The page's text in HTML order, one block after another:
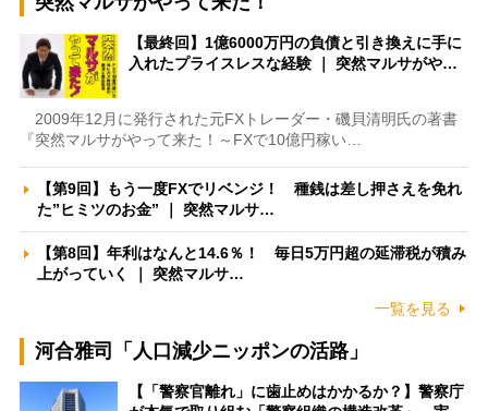
【最終回】1億6000万円の負債と引き換えに手に
入れたプライスレスな経験 ｜ 突然マルサがや…
2009年12月に発行された元FXトレーダー・磯貝清明氏の著書
『突然マルサがやって来た！～FXで10億円稼い…
【第9回】もう一度FXでリベンジ！ 種銭は差し押さえを免れ
た”ヒミツのお金” ｜ 突然マルサ…
【第8回】年利はなんと14.6％！ 毎日5万円超の延滞税が積み
上がっていく ｜ 突然マルサ…
一覧を見る
河合雅司「人口減少ニッポンの活路」
【「警察官離れ」に歯止めはかかるか？】警察庁